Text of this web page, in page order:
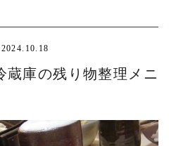
蔵庫の残り物整理メニ